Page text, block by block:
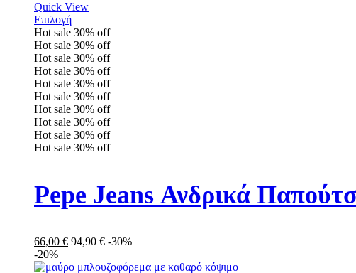
Quick View
Επιλογή
Hot sale 30% off
Hot sale 30% off
Hot sale 30% off
Hot sale 30% off
Hot sale 30% off
Hot sale 30% off
Hot sale 30% off
Hot sale 30% off
Hot sale 30% off
Hot sale 30% off
Pepe Jeans Ανδρικά
66,00 € 94,90€ -30%
-20%